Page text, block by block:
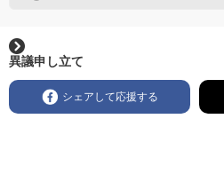
異議申し立て
シェアして応援する